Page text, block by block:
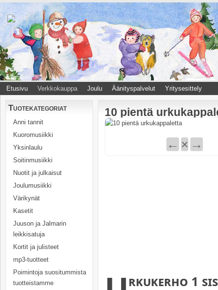
Etusivu Verkkokauppa Joulu Äänityspalvelut Yritysesittely
Tuotekategoriat
Anni tannit
Kuoromusiikki
Yksinlaulu
Soitinmusiikki
Nuotit ja julkaisut
Joulumusiikki
Värikynät
Kasetit
Juuson ja Jalmarin
leikkisatuja
Kortit ja julisteet
mp3-tuotteet
Poimintoja suositummista
tuotteistamme
10 pientä
← × →
rkukerho 1